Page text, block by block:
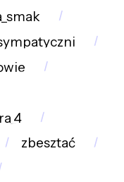
zbesztać